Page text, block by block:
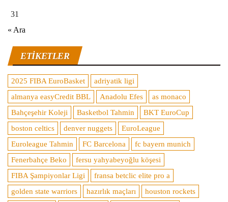
31
« Ara
ETIKETLER
2025 FIBA EuroBasket
adriyatik ligi
almanya easyCredit BBL
Anadolu Efes
as monaco
Bahçeşehir Koleji
Basketbol Tahmin
BKT EuroCup
boston celtics
denver nuggets
EuroLeague
Euroleague Tahmin
FC Barcelona
fc bayern munich
Fenerbahçe Beko
fersu yahyabeyoğlu köşesi
FIBA Şampiyonlar Ligi
fransa betclic elite pro a
golden state warriors
hazırlık maçları
houston rockets